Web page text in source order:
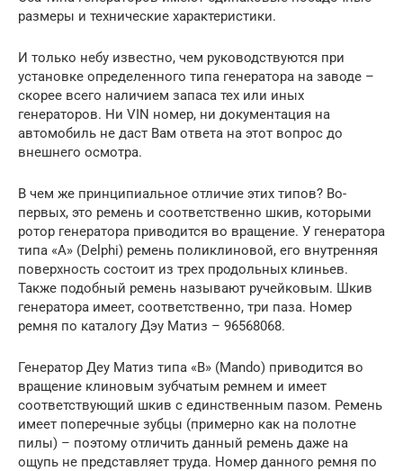
размеры и технические характеристики.
И только небу известно, чем руководствуются при
установке определенного типа генератора на заводе –
скорее всего наличием запаса тех или иных
генераторов. Ни VIN номер, ни документация на
автомобиль не даст Вам ответа на этот вопрос до
внешнего осмотра.
В чем же принципиальное отличие этих типов? Во-
первых, это ремень и соответственно шкив, которыми
ротор генератора приводится во вращение. У генератора
типа «А» (Delphi) ремень поликлиновой, его внутренняя
поверхность состоит из трех продольных клиньев.
Также подобный ремень называют ручейковым. Шкив
генератора имеет, соответственно, три паза. Номер
ремня по каталогу Дэу Матиз – 96568068.
Генератор Деу Матиз типа «В» (Mando) приводится во
вращение клиновым зубчатым ремнем и имеет
соответствующий шкив с единственным пазом. Ремень
имеет поперечные зубцы (примерно как на полотне
пилы) – поэтому отличить данный ремень даже на
ощупь не представляет труда. Номер данного ремня по